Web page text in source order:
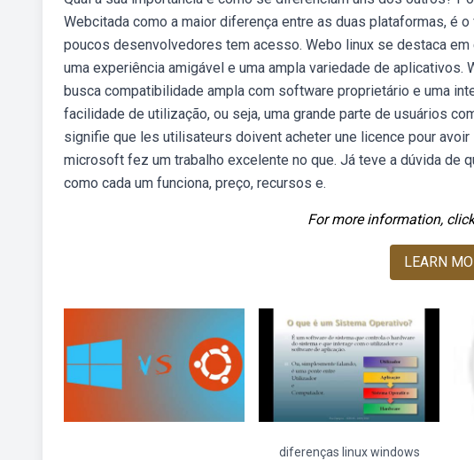
Webcitada como a maior diferença entre as duas plataformas, é
poucos desenvolvedores tem acesso. Webo linux se destaca
uma experiência amigável e uma ampla variedade de
busca compatibilidade ampla com software proprietário e uma
facilidade de utilização, ou seja, uma grande parte de usuários
signifie que les utilisateurs doivent acheter une licence pour
microsoft fez um trabalho excelente no que. Já teve a dúvida de
como cada um funciona, preço, recursos e.
For more information,
LEARN
diferenças linux windows